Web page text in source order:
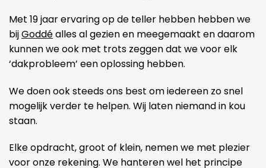
Met 19 jaar ervaring op de teller hebben hebben we
bijGoddéalles al gezien en meegemaakt en daarom
kunnen we ook met trots zeggen dat we voor elk
‘dakprobleem’ een oplossing hebben.
We doen ook steeds ons best om iedereen zo snel
mogelijk verder te helpen. Wij laten niemand in kou
staan.
Elke opdracht, groot of klein, nemen we met plezier
voor onze rekening. We hanteren wel het principe